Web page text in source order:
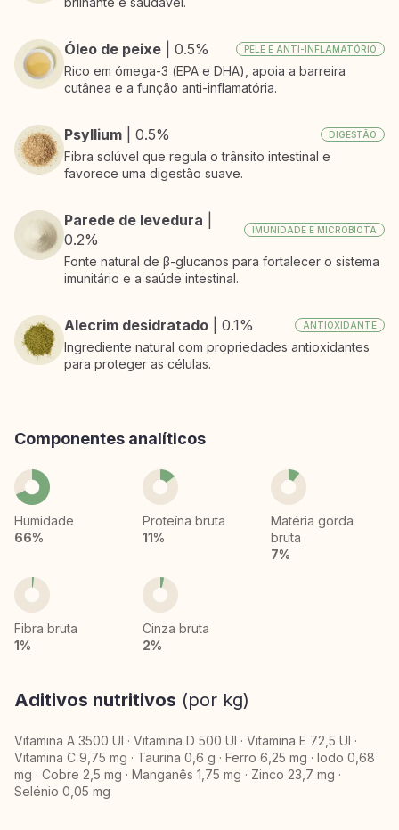
Óleo de peixe | 0.5% PELE E ANTI-INFLAMATÓRIO
Rico em ómega-3 (EPA e DHA), apoia a barreira
cutânea e a função anti-inflamatória.
Psyllium | 0.5% DIGESTÃO
Fibra solúvel que regula o trânsito intestinal e
favorece uma digestão suave.
Parede de levedura
0.2%
IMUNIDADE E MICROBIOTA
Fonte natural de β-glucanos para fortalecer o sistema
imunitário e a saúde intestinal.
Alecrim desidratado | 0.1% ANTIOXIDANTE
Ingrediente natural com propriedades antioxidantes
para proteger as células.
Componentes analíticos
Humidade
66%
Proteína bruta
11%
Matéria gorda
bruta
7%
Fibra bruta
1%
Cinza bruta
2%
Aditivos nutritivos (por kg)
Vitamina A 3500 UI · Vitamina D 500 UI · Vitamina E 72,5 UI ·
Vitamina C 9,75 mg · Taurina 0,6 g · Ferro 6,25 mg · Iodo 0,68
mg · Cobre 2,5 mg · Manganês 1,75 mg · Zinco 23,7 mg ·
Selénio 0,05 mg